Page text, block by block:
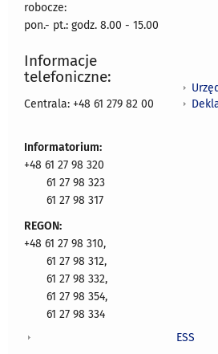
robocze:
pon.- pt.: godz. 8.00 - 15.00
Informacje
telefoniczne:
Centrala: +48 61 279 82 00
Informatorium:
+48 61 27 98 320
61 27 98 323
61 27 98 317
REGON:
+48 61 27 98 310,
61 27 98 312,
61 27 98 332,
61 27 98 354,
61 27 98 334
ESS